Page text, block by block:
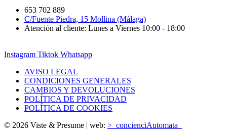
653 702 889
C/Fuente Piedra, 15 Mollina (Málaga)
Atención al cliente: Lunes a Viernes 10:00 - 18:00
Instagram Tiktok Whatsapp
AVISO LEGAL
CONDICIONES GENERALES
CAMBIOS Y DEVOLUCIONES
POLÍTICA DE PRIVACIDAD
POLÍTICA DE COOKIES
© 2026 Viste & Presume | web: >_concienciAutomata_